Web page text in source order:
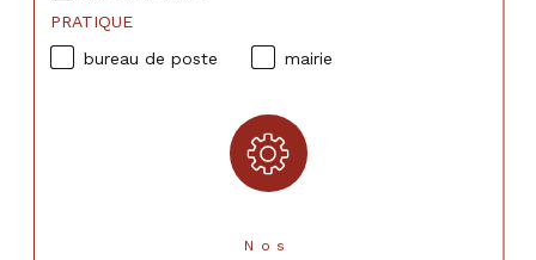
Nos
PRATIQUE
bureau de poste
mairie